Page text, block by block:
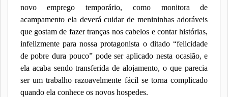
novo emprego temporário, como monitora de
acampamento ela deverá cuidar de menininhas adoráveis
que gostam de fazer tranças nos cabelos e contar histórias,
infelizmente para nossa protagonista o ditado “felicidade
de pobre dura pouco” pode ser aplicado nesta ocasião, e
ela acaba sendo transferida de alojamento, o que parecia
ser um trabalho razoavelmente fácil se torna complicado
quando ela conhece os novos hospedes.